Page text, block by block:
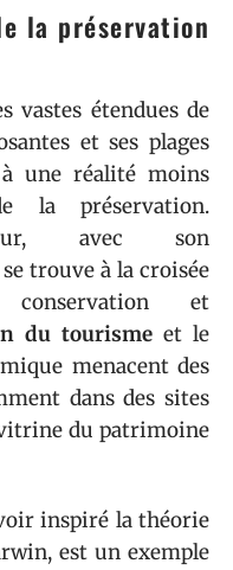
la préservation
vastes étendues de
et ses plages
une réalité moins
la préservation.
avec son
se trouve à la croisée
et
du tourisme et le
menacent des
dans des sites
du patrimoine
inspiré la théorie
est un exemple